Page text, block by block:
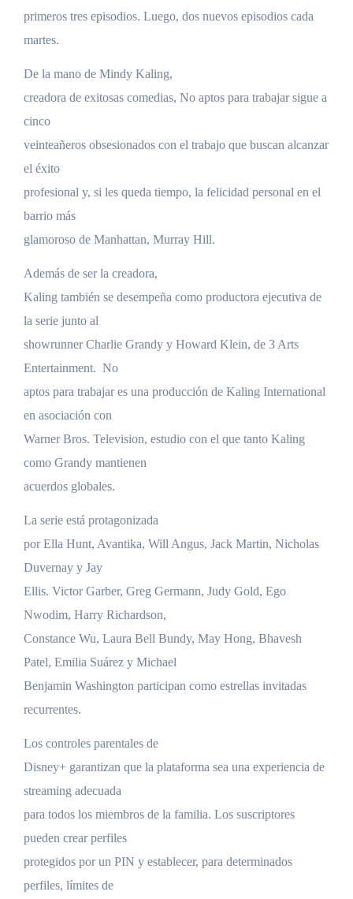
primeros tres episodios. Luego, dos nuevos episodios cada
martes.
De la mano de Mindy Kaling,
creadora de exitosas comedias, No aptos para trabajar sigue a
cinco
veinteañeros obsesionados con el trabajo que buscan alcanzar
el éxito
profesional y, si les queda tiempo, la felicidad personal en el
barrio más
glamoroso de Manhattan, Murray Hill.
Además de ser la creadora,
Kaling también se desempeña como productora ejecutiva de
la serie junto al
showrunner Charlie Grandy y Howard Klein, de 3 Arts
Entertainment. No
aptos para trabajar es una producción de Kaling International
en asociación con
Warner Bros. Television, estudio con el que tanto Kaling
como Grandy mantienen
acuerdos globales.
La serie está protagonizada
por Ella Hunt, Avantika, Will Angus, Jack Martin, Nicholas
Duvernay y Jay
Ellis. Victor Garber, Greg Germann, Judy Gold, Ego
Nwodim, Harry Richardson,
Constance Wu, Laura Bell Bundy, May Hong, Bhavesh
Patel, Emilia Suárez y Michael
Benjamin Washington participan como estrellas invitadas
recurrentes.
Los controles parentales de
Disney+ garantizan que la plataforma sea una experiencia de
streaming adecuada
para todos los miembros de la familia. Los suscriptores
pueden crear perfiles
protegidos por un PIN y establecer, para determinados
perfiles, límites de